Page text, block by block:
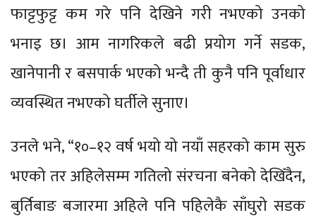
फाट्टफुट्ट कम गरे पनि देखिने गरी नभएको उनको
भनाइ छ। आम नागरिकले बढी प्रयोग गर्ने सडक,
खानेपानी र बसपार्क भएको भन्दै ती कुनै पनि पूर्वाधार
व्यवस्थित नभएको घर्तीले सुनाए।
उनले भने, “१०–१२ वर्ष भयो यो नयाँ सहरको काम सुरु
भएको तर अहिलेसम्म गतिलो संरचना बनेको देखिँदैन,
बुर्तिबाङ बजारमा अहिले पनि पहिलेकै साँघुरो सडक